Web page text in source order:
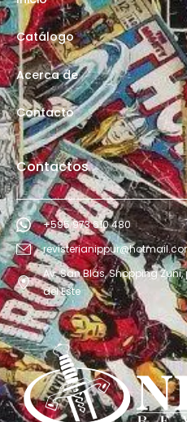
Catálogo
Acerca de
Contacto
Contactos
+595 973 610 480
Av. San Blás, Shopping
del Este